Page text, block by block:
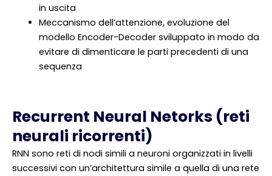
in uscita
Meccanismo dell’attenzione, evoluzione del
modello Encoder-Decoder sviluppato in modo da
evitare di dimenticare le parti precedenti di una
sequenza
Recurrent Neural Netorks (reti
neurali ricorrenti)
RNN sono reti di nodi simili a neuroni organizzati in livelli
successivi con un’architettura simile a quella di una rete